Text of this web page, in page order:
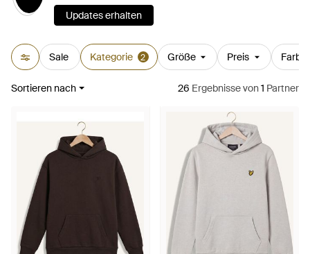
Updates erhalten
Sale Kategorie 2 Größe Preis Farbe
Sortieren nach 26 Ergebnissevon1 Partner